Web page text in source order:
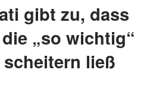
gibt zu, dass
„so wichtig“
ließ